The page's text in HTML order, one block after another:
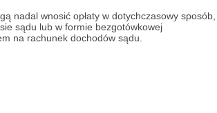
wnosić opłaty w dotychczasowy sposób,
sądu lub w formie bezgotówkowej
na rachunek dochodów sądu.